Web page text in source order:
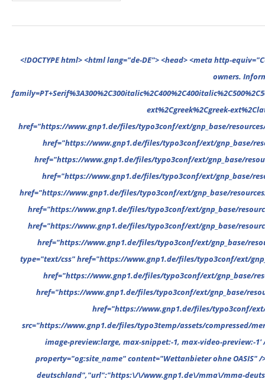
<!DOCTYPE html> <html lang="de-DE"> <head> <meta http-equiv="Content-Type" content="text/html; charset=UTF-8"/> <meta name="google-site-verification" content="cVGVUvWocm1gvSHxvrjHxzeA4oYlTAvZPb6G_EJBd1U" /> <!-- This website is powered by TYPO3 - inspiring people to share! TYPO3 is a free open source Content Management Framework initially created by Kasper Skaarhoj and licensed under GNU/GPL. TYPO3 is copyright 1998-2022 of Kasper Skaarhoj. Extensions are copyright of their respective owners. Information and contribution at https://typo3.org/ --> <base href="."> <title>MMA Deutschland</title> <meta name="generator" content="TYPO3 CMS"/> <meta name="viewport" content="width=device-width,minimum-scale=1"/> <meta name="revisit-after" content="1 days"/> <meta name="allow-search" content="yes"/> <link rel="stylesheet" type="text/css" href="//fonts.googleapis.com/